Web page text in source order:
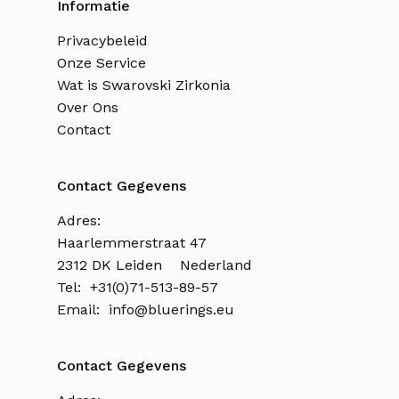
Informatie
Privacybeleid
Onze Service
Wat is Swarovski Zirkonia
Over Ons
Contact
Contact Gegevens
Adres:
Haarlemmerstraat 47
2312 DK Leiden Nederland
Tel: +31(0)71-513-89-57
Email: info@bluerings.eu
Contact Gegevens